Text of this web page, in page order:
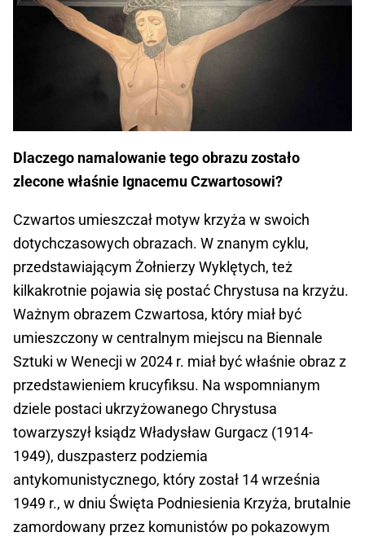
Dlaczego namalowanie tego obrazu zostało
zlecone właśnie Ignacemu Czwartosowi?
Czwartos umieszczał motyw krzyża w swoich
dotychczasowych obrazach. W znanym cyklu,
przedstawiającym Żołnierzy Wyklętych, też
kilkakrotnie pojawia się postać Chrystusa na krzyżu.
Ważnym obrazem Czwartosa, który miał być
umieszczony w centralnym miejscu na Biennale
Sztuki w Wenecji w 2024 r. miał być właśnie obraz z
przedstawieniem krucyfiksu. Na wspomnianym
dziele postaci ukrzyżowanego Chrystusa
towarzyszył ksiądz Władysław Gurgacz (1914-
1949), duszpasterz podziemia
antykomunistycznego, który został 14 września
1949 r., w dniu Święta Podniesienia Krzyża, brutalnie
zamordowany przez komunistów po pokazowym